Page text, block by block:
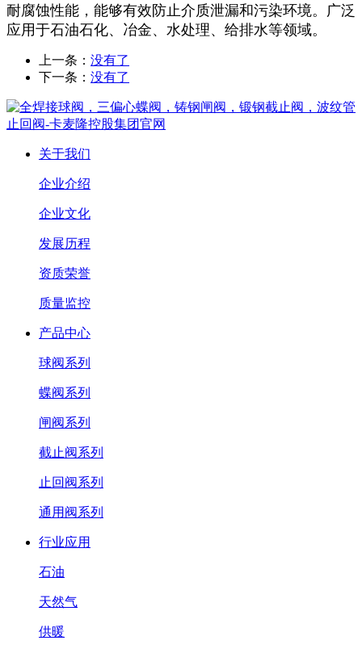
耐腐蚀性能，能够有效防止介质泄漏和污染环境。广泛
应用于石油石化、冶金、水处理、给排水等领域。
上一条： 没有了
下一条： 没有了
关于我们
企业介绍
企业文化
发展历程
资质荣誉
质量监控
产品中心
球阀系列
蝶阀系列
闸阀系列
截止阀系列
止回阀系列
通用阀系列
行业应用
石油
天然气
供暖